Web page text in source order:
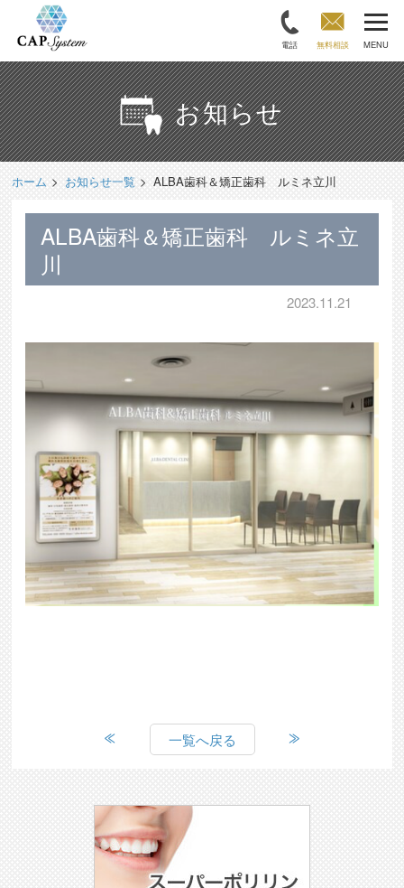
電話 無料相談 MENU
お知らせ
ホーム お知らせ一覧 ALBA歯科＆矯正歯科 ルミネ立川
ALBA歯科＆矯正歯科 ルミネ立
川
2023.11.21
一覧へ戻る